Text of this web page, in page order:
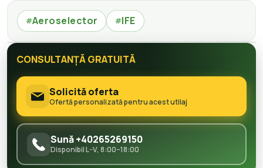
#Aeroselector #IFE
CONSULTANȚĂ GRATUITĂ
Solicită oferta
Ofertă personalizată pentru acest utilaj
Sună +40265269150
Disponibil L–V, 8:00–18:00